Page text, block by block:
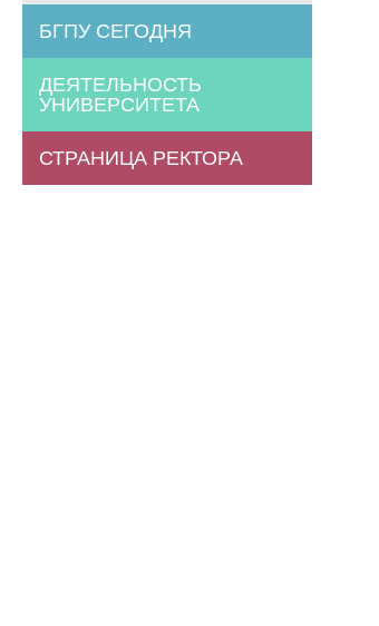
БГПУ СЕГОДНЯ
ДЕЯТЕЛЬНОСТЬ
УНИВЕРСИТЕТА
СТРАНИЦА РЕКТОРА